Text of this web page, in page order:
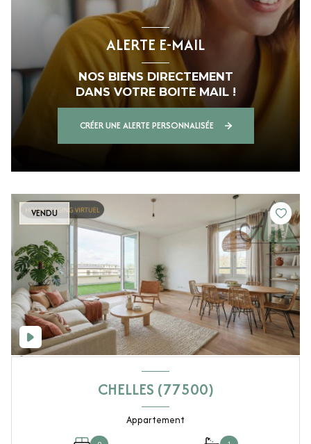
ALERTE E-MAIL
NOS BIENS DIRECTEMENT
DANS VOTRE BOITE MAIL !
CRÉER UNE ALERTE PERSONNALISÉE
VENDU
CHELLES (77500)
Appartement